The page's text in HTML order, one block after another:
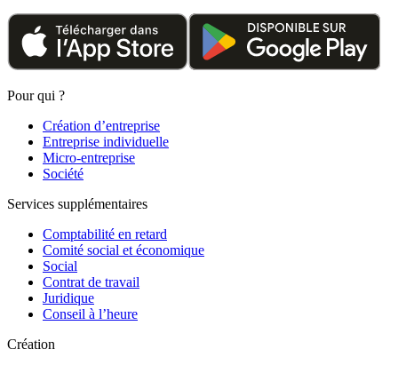
Pour qui ?
Création d’entreprise
Entreprise individuelle
Micro-entreprise
Société
Services supplémentaires
Comptabilité en retard
Comité social et économique
Social
Contrat de travail
Juridique
Conseil à l’heure
Création